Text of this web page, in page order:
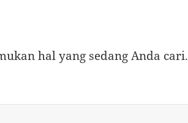
hal yang sedang Anda cari.